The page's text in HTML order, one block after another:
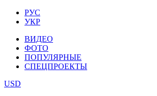
РУС
УКР
ВИДЕО
ФОТО
ПОПУЛЯРНЫЕ
СПЕЦПРОЕКТЫ
USD